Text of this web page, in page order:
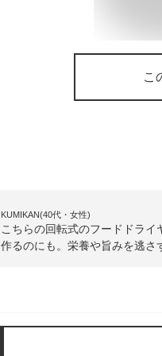
こ
KUMIKAN(40代・女性)
こちらの回転式のフードドラ
作るのにも。栄養や旨みを逃